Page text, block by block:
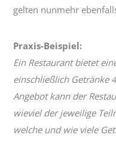
gelten nunmehr
Praxis-Beispiel:
Ein Restaurant bietet
einschließlich Getränke
Angebot kann der
wieviel der jeweilige
welche und wie viele